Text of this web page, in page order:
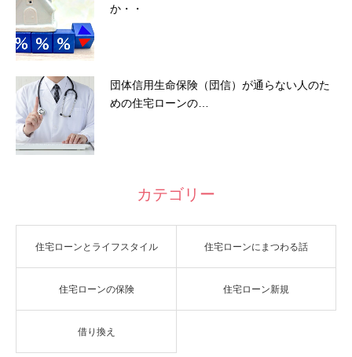
か・・
団体信用生命保険（団信）が通らない人のた
めの住宅ローンの…
カテゴリー
住宅ローンとライフスタイル 住宅ローンにまつわる話
住宅ローンの保険 住宅ローン新規
借り換え